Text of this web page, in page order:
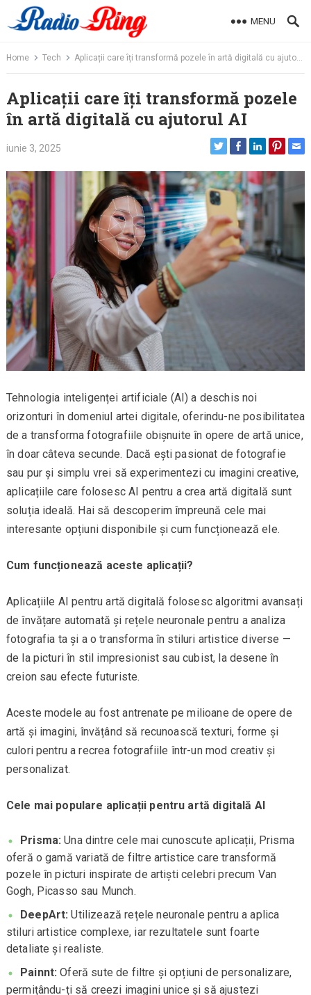
to
MENU
Home Tech Aplicații care îți transformă pozele în artă digitală cu ajutorul AI
Aplicații care îți transformă pozele
în artă digitală cu ajutorul AI
iunie 3, 2025
Tehnologia inteligenței artificiale (AI) a deschis noi
orizonturi în domeniul artei digitale, oferindu-ne posibilitatea
de a transforma fotografiile obișnuite în opere de artă unice,
în doar câteva secunde. Dacă ești pasionat de fotografie
sau pur și simplu vrei să experimentezi cu imagini creative,
aplicațiile care folosesc AI pentru a crea artă digitală sunt
soluția ideală. Hai să descoperim împreună cele mai
interesante opțiuni disponibile și cum funcționează ele.
Cum funcționează aceste aplicații?
Aplicațiile AI pentru artă digitală folosesc algoritmi avansați
de învățare automată și rețele neuronale pentru a analiza
fotografia ta și a o transforma în stiluri artistice diverse —
de la picturi în stil impresionist sau cubist, la desene în
creion sau efecte futuriste.
Aceste modele au fost antrenate pe milioane de opere de
artă și imagini, învățând să recunoască texturi, forme și
culori pentru a recrea fotografiile într-un mod creativ și
personalizat.
Cele mai populare aplicații pentru artă digitală AI
Prisma: Una dintre cele mai cunoscute aplicații, Prisma
oferă o gamă variată de filtre artistice care transformă
pozele în picturi inspirate de artiști celebri precum Van
Gogh, Picasso sau Munch.
DeepArt: Utilizează rețele neuronale pentru a aplica
stiluri artistice complexe, iar rezultatele sunt foarte
detaliate și realiste.
Painnt: Oferă sute de filtre și opțiuni de personalizare,
permițându-ți să creezi imagini unice și să ajustezi